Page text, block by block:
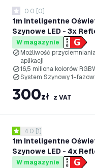
1m Inteligentne
Szynowe LED - 3x
Szynowy - 4.9W -
Możliwość
System Szynowy 1-
0 Gwiazdki oceny
0.0 [0]
W magazynie
Możliwość
aplikacji
16,5 miliona kolorów
System Szynowy 1-
300zł z VAT
1m Inteligentne
Szynowe LED - 4x
Szynowy - 4.9W -
otwórz panel
4 Gwiazdki oceny
4.0 [1]
W magazynie